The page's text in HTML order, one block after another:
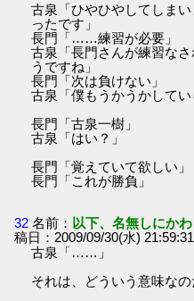
古泉「ひやひやしてしま
ったです」
長門「……練習が必要」
古泉「長門さんが練習な
うですね」
長門「次は負けない」
古泉「僕もうかうかしてい
長門「古泉一樹」
古泉「はい？」
長門「覚えていて欲しい」
長門「これが勝負」
32 名前： 以下、名無しにか
稿日：2009/09/30(水)
古泉「……」
それは、どういう意味なの